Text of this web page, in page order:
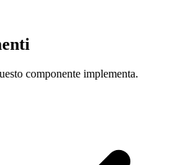
componente implementa.